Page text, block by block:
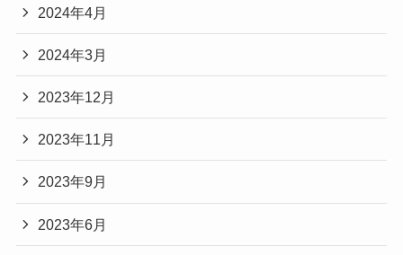
2024年4月
2024年3月
2023年12月
2023年11月
2023年9月
2023年6月